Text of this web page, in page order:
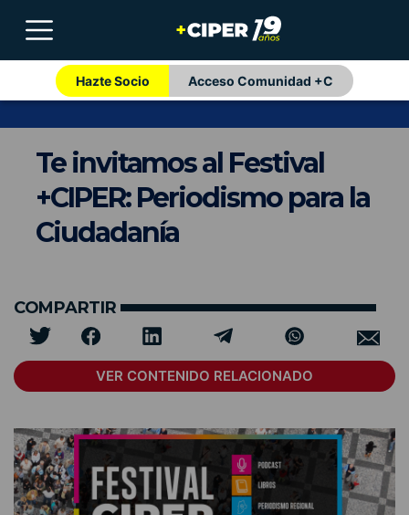
Hazte Socio Acceso Comunidad +C
Te invitamos al Festival
+CIPER: Periodismo para la
Ciudadanía
COMPARTIR
VER CONTENIDO RELACIONADO